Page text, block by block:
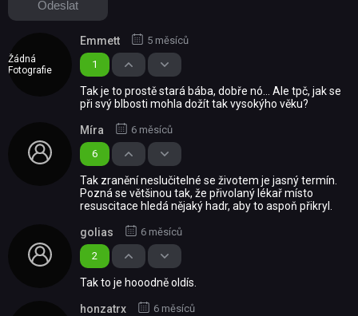
Žádná
Fotografie
1
Emmett 5 měsíců
Tak je to prostě stará bába, dobře nó... Ale tpč, jak se
při svý blbosti mohla dožít tak vysokýho věku?
6
Míra 6 měsíců
Tak zranění neslučitelné se životem je jasný termín.
Pozná se většinou tak, že přivolaný lékař místo
resuscitace hledá nějaký hadr, aby to aspoň přikryl.
2
golias 6 měsíců
Tak to je hooodně oldís.
honzatrx 6 měsíců